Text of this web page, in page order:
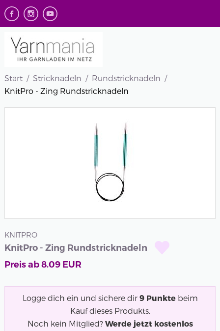
Start Stricknadeln
Rundstricknadeln
KnitPro - Zing Rundstricknadeln
KNITPRO
KnitPro - Zing Rundstricknadeln
Preis ab8.09EUR
Logge dich ein und sichere dir 9 Punktebeim
Kauf dieses Produkts.
Noch kein Mitglied? Werde jetzt kostenlos